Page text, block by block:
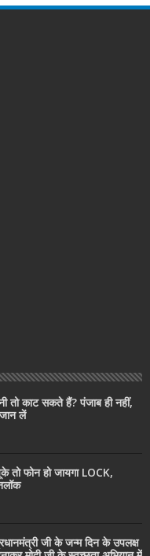
तो काट सकते हैं? पंजाब ही नहीं,
लें
फोन हो जायगा LOCK,
जी के जन्म दिन के उपलक्ष